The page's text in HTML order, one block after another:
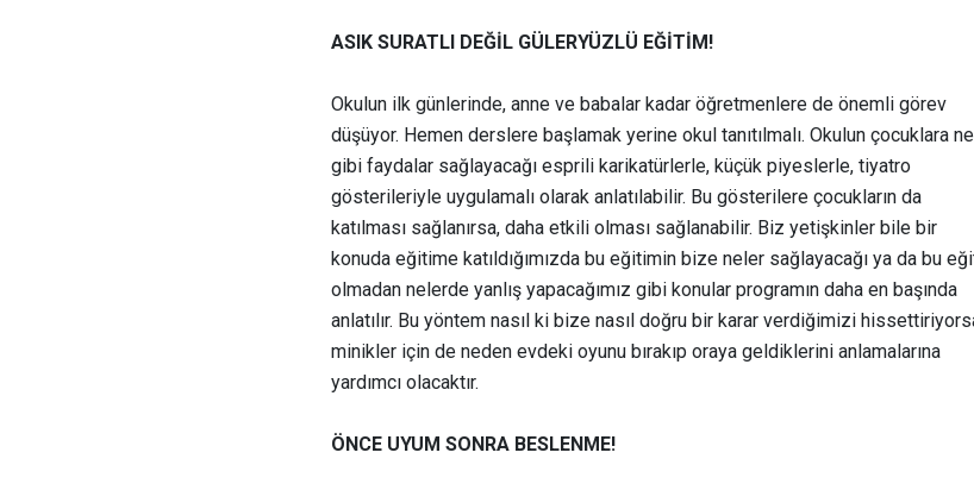
ASIK SURATLI DEĞİL GÜLERYÜZLÜ EĞİTİM!
Okulun ilk günlerinde, anne ve babalar kadar öğretmenlere de önemli görev
düşüyor. Hemen derslere başlamak yerine okul tanıtılmalı. Okulun çocuklara ne
gibi faydalar sağlayacağı esprili karikatürlerle, küçük piyeslerle, tiyatro
gösterileriyle uygulamalı olarak anlatılabilir. Bu gösterilere çocukların da
katılması sağlanırsa, daha etkili olması sağlanabilir. Biz yetişkinler bile bir
konuda eğitime katıldığımızda bu eğitimin bize neler sağlayacağı ya da bu
olmadan nelerde yanlış yapacağımız gibi konular programın daha en başında
anlatılır. Bu yöntem nasıl ki bize nasıl doğru bir karar verdiğimizi
minikler için de neden evdeki oyunu bırakıp oraya geldiklerini anlamalarına
yardımcı olacaktır.
ÖNCE UYUM SONRA BESLENME!